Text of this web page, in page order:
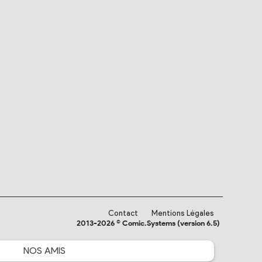
Contact
Mentions Légales
2013-2026 © Comic.Systems (version 6.5)
NOS AMIS